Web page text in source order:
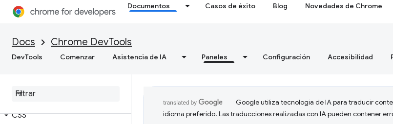
Documentos Casos de éxito Blog Novedades de Chrome
Docs Chrome DevTools
DevTools Comenzar Asistencia de IA Paneles Configuración Accesibilidad
DOM
CSS
Google utiliza tecnología de IA para traducir
idioma preferido. Las traducciones realizadas con IA pueden contener